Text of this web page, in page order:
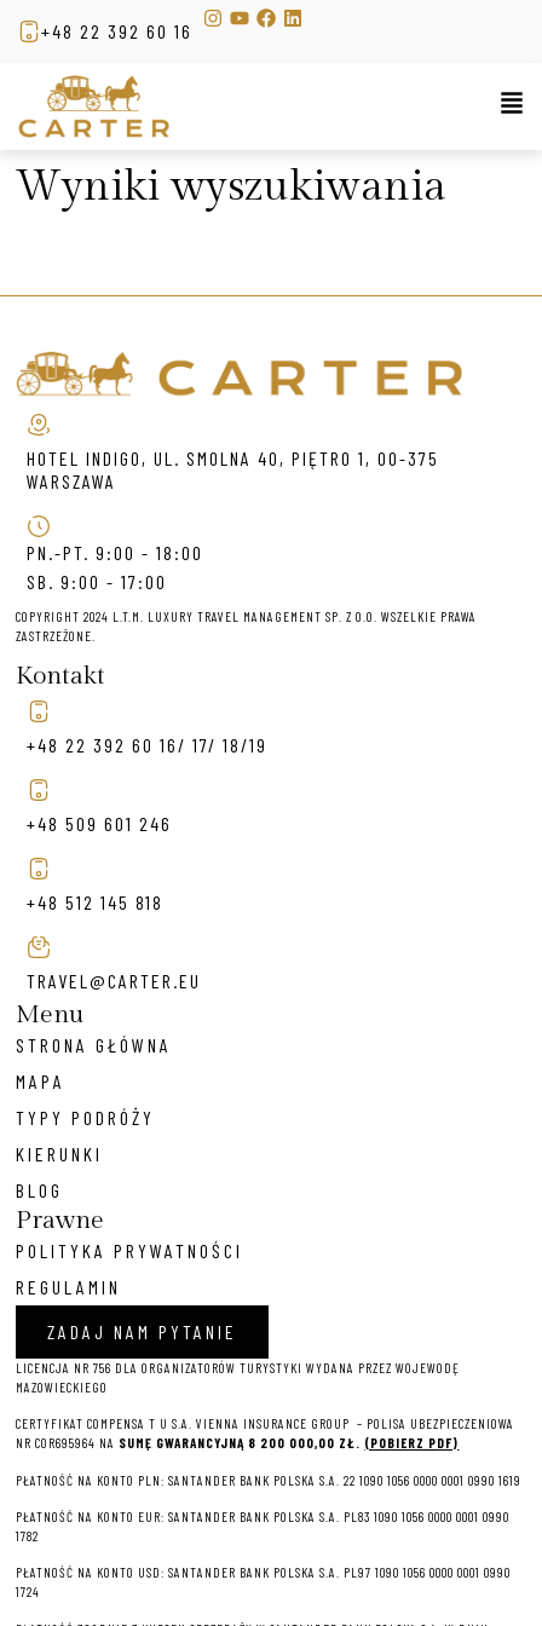
+48 22 392 60 16
Wyniki wyszukiwania
HOTEL INDIGO, UL. SMOLNA 40, PIĘTRO 1, 00-375
WARSZAWA
PN.-PT. 9:00 - 18:00
SB. 9:00 - 17:00
COPYRIGHT 2024 L.T.M. LUXURY TRAVEL MANAGEMENT SP. Z O.O. WSZELKIE PRAWA
ZASTRZEŻONE.
Kontakt
+48 22 392 60 16/ 17/ 18/19
+48 509 601 246
+48 512 145 818
TRAVEL@CARTER.EU
Menu
STRONA GŁÓWNA
MAPA
TYPY PODRÓŻY
KIERUNKI
BLOG
Prawne
POLITYKA PRYWATNOŚCI
REGULAMIN
ZADAJ NAM PYTANIE
LICENCJA NR 756 DLA ORGANIZATORÓW TURYSTYKI WYDANA PRZEZ WOJEWODĘ
MAZOWIECKIEGO
CERTYFIKAT COMPENSA T U S.A. VIENNA INSURANCE GROUP – POLISA UBEZPIECZENIOWA
NR COR695964 NA SUMĘ GWARANCYJNĄ 8 200 000,00 ZŁ. (POBIERZ PDF)
PŁATNOŚĆ NA KONTO PLN: SANTANDER BANK POLSKA S.A. 22 1090 1056 0000 0001 0990 1619
PŁATNOŚĆ NA KONTO EUR: SANTANDER BANK POLSKA S.A. PL83 1090 1056 0000 0001 0990
1782
PŁATNOŚĆ NA KONTO USD: SANTANDER BANK POLSKA S.A. PL97 1090 1056 0000 0001 0990
1724